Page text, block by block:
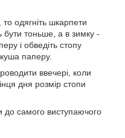
одягніть шкарпети
бути тоньше, а в зимку -
і обведіть стопу
паперу.
ввечері, коли
дня розмір стопи
до самого виступаючого